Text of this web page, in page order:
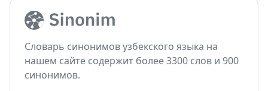
Словарь синонимов узбекского языка на
нашем сайте содержит более 3300 слов и 900
синонимов.